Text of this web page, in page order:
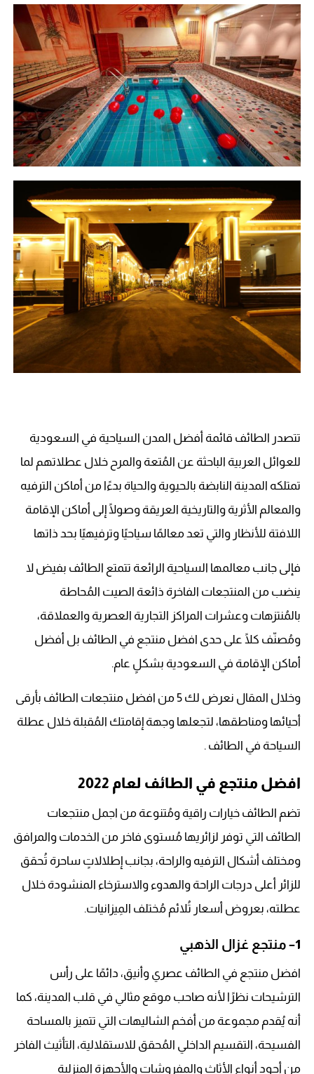
تتصدر الطائف قائمة أفضل المدن السياحية في السعودية
للعوائل العربية الباحثة عن المُتعة والمرح خلال عطلاتهم لما
تمتلكه المدينة النابضة بالحيوية والحياة بدءًا من أماكن الترفيه
والمعالم الأثرية والتاريخية العريقة وصولًا إلى أماكن الإقامة
اللافتة للأنظار والتي تعد معالمًا سياحيًا وترفيهيًا بحد ذاتها
فإلى جانب معالمها السياحية الرائعة تتمتع الطائف بفيض لا
ينضب من المنتجعات الفاخرة ذائعة الصيت المُحاطة
بالمُنتزهات وعشرات المراكز التجارية العصرية والعملاقة،
ومُصنّف كلًا على حدى افضل منتجع في الطائف بل أفضل
أماكن الإقامة في السعودية بشكلٍ عام.
وخلال المقال نعرض لك 5 من افضل منتجعات الطائف بأرقى
أحيائها ومناطقها، لتجعلها وجهة إقامتك المُقبلة خلال عطلة
السياحة في الطائف .
افضل منتجع في الطائف لعام 2022
تضم الطائف خيارات راقية ومُتنوعة من اجمل منتجعات
الطائف التي توفر لزائريها مُستوى فاخر من الخدمات والمرافق
ومختلف أشكال الترفيه والراحة، بجانب إطلالاتٍ ساحرة تُحقق
للزائر أعلى درجات الراحة والهدوء والاسترخاء المنشودة خلال
عطلته، بعروض أسعار تُلائم مُختلف المِيزانيات.
1– منتجع غزال الذهبي
افضل منتجع في الطائف عصري وأنيق، دائمًا على رأس
الترشيحات نظرًا لأنه صاحب موقع مثالي في قلب المدينة، كما
أنه يُقدم مجموعة من أفخم الشاليهات التي تتميز بالمساحة
الفسيحة، التقسيم الداخلي المُحقق للاستقلالية، التأثيث الفاخر
من أجود أنواع الأثاث والمفروشات والأجهزة المنزلية